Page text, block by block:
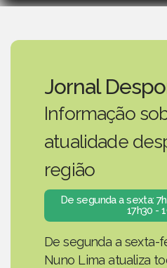
Jornal
Informação
atualidade
região
De segunda a sexta:
17h30 -
De segunda a sexta-
Nuno Lima atualiza